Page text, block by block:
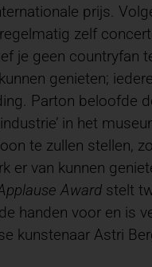
prijs.
zelf
je geen countryfan
genieten;
Parton beloofde
in het
te zullen stellen,
er van kunnen
Awardstelt
handen voor en is
kunstenaar Astri